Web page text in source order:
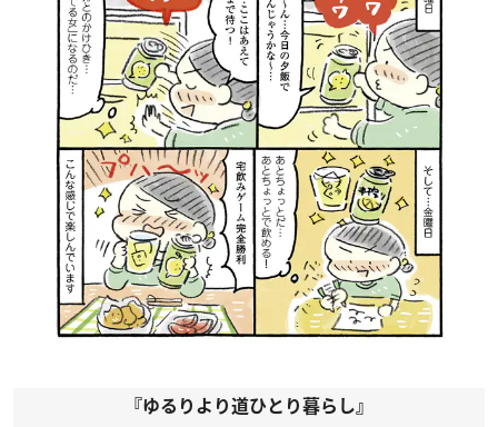
『ゆるりより道ひとり暮らし』